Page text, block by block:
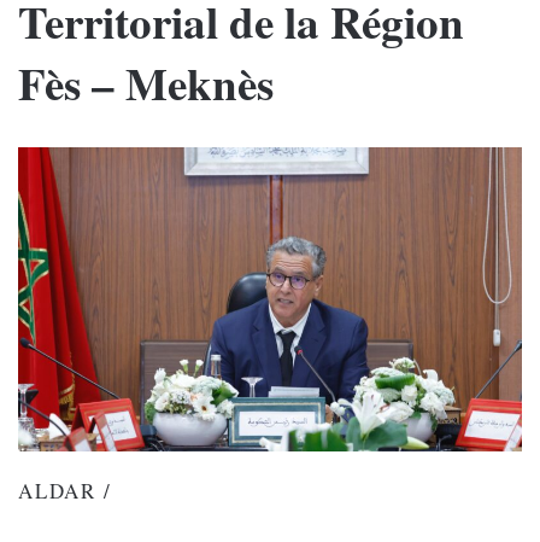
Territorial de la Région
Fès – Meknès
ALDAR /